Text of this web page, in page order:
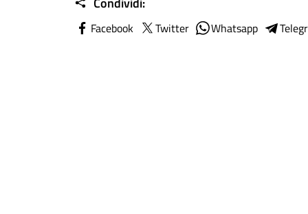
Facebook Twitter Whatsapp